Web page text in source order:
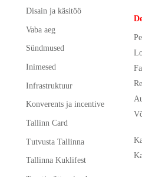
Disain ja käsitöö
Vaba aeg
Sündmused
Inimesed
Infrastruktuur
Konverents ja incentive
Tallinn Card
Tutvusta Tallinna
Tallinna Kuklifest